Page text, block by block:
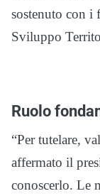
sostenuto con i
Sviluppo
Ruolo
“Per tutelare,
affermato il
conoscerlo. Le